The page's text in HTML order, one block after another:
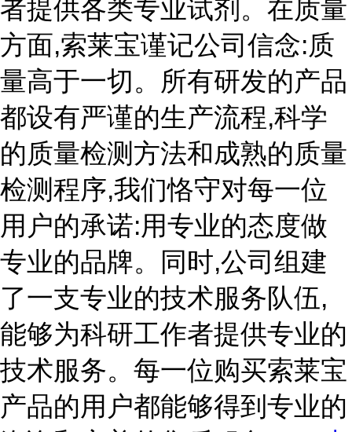
者提供各类专业试剂。在质量
方面,索莱宝谨记公司信念:质
量高于一切。所有研发的产品
都设有严谨的生产流程,科学
的质量检测方法和成熟的质量
检测程序,我们恪守对每一位
用户的承诺:用专业的态度做
专业的品牌。同时,公司组建
了一支专业的技术服务队伍,
能够为科研工作者提供专业的
技术服务。每一位购买索莱宝
产品的用户都能够得到专业的